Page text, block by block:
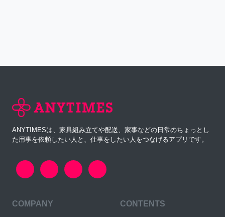
ANYTIMESは、家具組み立てや配送、家事などの日常のちょっとし
た用事を依頼したい人と、仕事をしたい人をつなげるアプリです。
COMPANY CONTENTS